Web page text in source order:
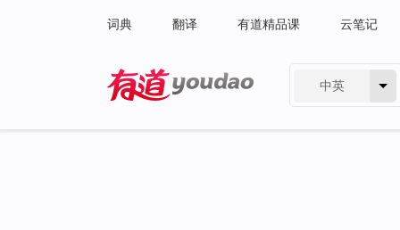
词典 翻译 有道精品课 云笔记
中英